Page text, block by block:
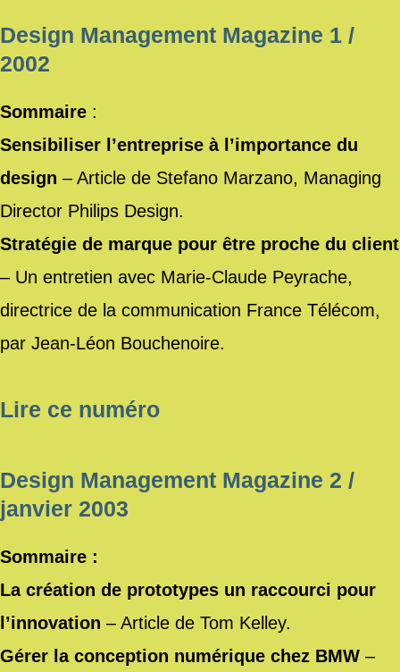
Design Management Magazine 1 /
2002
Sommaire :
Sensibiliser l’entreprise à l’importance du
design – Article de Stefano Marzano, Managing
Director Philips Design.
Stratégie de marque pour être proche du client
– Un entretien avec Marie-Claude Peyrache,
directrice de la communication France Télécom,
par Jean-Léon Bouchenoire.
Lire ce numéro
Design Management Magazine 2 /
janvier 2003
Sommaire :
La création de prototypes un raccourci pour
l’innovation – Article de Tom Kelley.
Gérer la conception numérique chez BMW –